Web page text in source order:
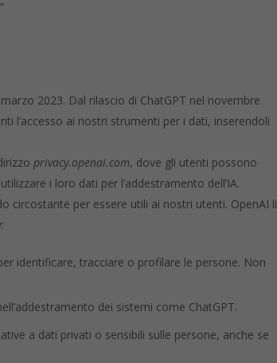
2023. Dal rilascio di ChatGPT nel novembre
l’accesso ai nostri strumenti per i dati, inserendoli
privacy.openai.com, dove gli utenti possono
i loro dati per l’addestramento dell’IA.
circostante per essere utili ai nostri utenti. OpenAI li
identificare, tracciare o profilare le persone. Non
dei sistemi come ChatGPT.
a dati privati o sensibili sulle persone, anche se